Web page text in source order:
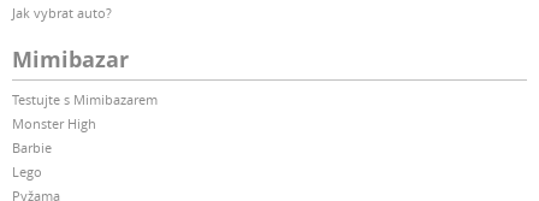
Jak vybrat auto?
Mimibazar
Testujte s Mimibazarem
Monster High
Barbie
Lego
Pyžama